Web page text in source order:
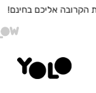
בקניה עד 249 שח משלוח בעלות 29 ש"ח